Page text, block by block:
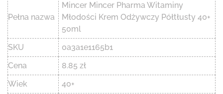
Pełna nazwa
Mincer Mincer Pharma Witaminy
Młodości Krem Odżywczy Półtłusty 40+
50ml
SKU
0a3a1e1165b1
Cena
8.85 zł
Wiek
40+